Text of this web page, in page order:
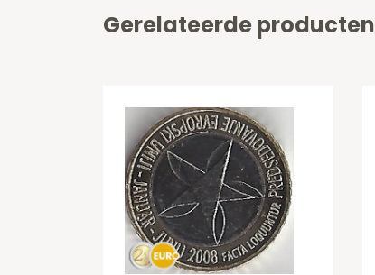
Gerelateerde producten